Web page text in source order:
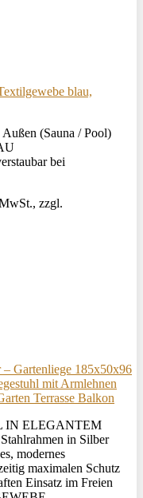
blau,
(Sauna / Pool)
bei
zzgl.
Gartenliege 185x50x96
mit Armlehnen
Terrasse Balkon
IN ELEGANTEM
in Silber
modernes
maximalen Schutz
Einsatz im Freien